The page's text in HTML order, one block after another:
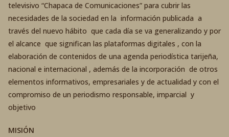
televisivo “Chapaca de Comunicaciones” para cubrir las
necesidades de la sociedad en la información publicada a
través del nuevo hábito que cada día se va generalizando y por
el alcance que significan las plataformas digitales , con la
elaboración de contenidos de una agenda periodística tarijeña,
nacional e internacional , además de la incorporación de otros
elementos informativos, empresariales y de actualidad y con el
compromiso de un periodismo responsable, imparcial y
objetivo
MISIÓN